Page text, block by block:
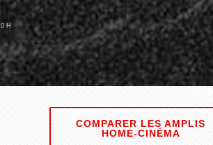
COMPARER LES AMPLIS
HOME-CINÉMA